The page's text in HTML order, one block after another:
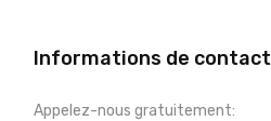
Informations de contact
Appelez-nous gratuitement: